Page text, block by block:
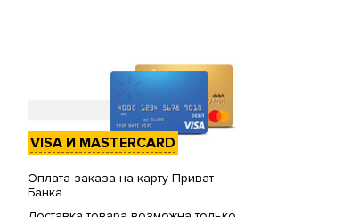
VISA И MASTERCARD
Оплата заказа на карту Приват
Банка.